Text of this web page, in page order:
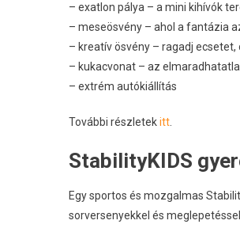
– exatlon pálya – a mini kihívók
– meseösvény – ahol a fantázia
– kreatív ösvény – ragadj ecsetet,
– kukacvonat – az
– extrém autókiállítás
További részletekitt
StabilityKIDS
Egy sportos és mozgalmas
sorversenyekkel és meglepetéssel.